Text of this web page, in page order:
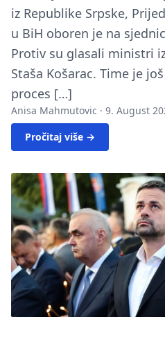
iz Republike Srpske,
u BiH oboren je na
Protiv su glasali ministri
Staša Košarac. Time je
proces […]
Anisa Mahmutovic · 9. August
Pročitaj više →